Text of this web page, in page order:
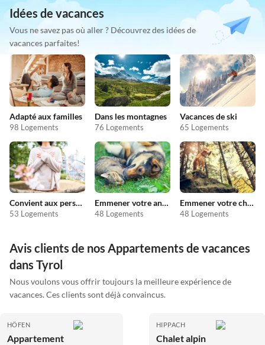
Idées de vacances
Vous ne savez pas où aller ? Découvrez des idées de
vacances parfaites!
Adapté aux familles
98 Logements
Dans les montagnes
76 Logements
Vacances de ski
65 Logements
Convient aux personnes allergiques
53 Logements
Emmener votre animal en vacances
48 Logements
Emmener votre chien en vacances
48 Logements
Avis clients de nos Appartements de vacances
dans Tyrol
Nous voulons vous offrir toujours la meilleure expérience de
vacances. Ces clients sont déjà convaincus.
HÖFEN
Appartement
HIPPACH
Chalet alpin